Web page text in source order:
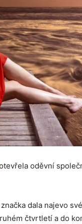
oděvní
dala najevo
čtvrtletí a do